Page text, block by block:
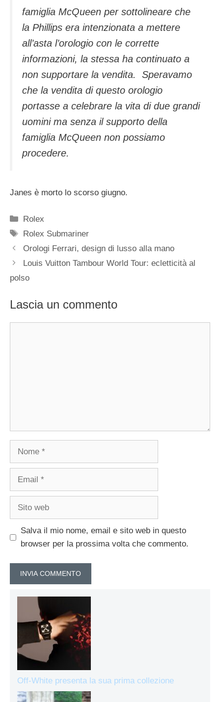
famiglia McQueen per sottolineare che
la Phillips era intenzionata a mettere
all’asta l’orologio con le corrette
informazioni, la stessa ha continuato a
non supportare la vendita. Speravamo
che la vendita di questo orologio
portasse a celebrare la vita di due grandi
uomini ma senza il supporto della
famiglia McQueen non possiamo
procedere.
Janes è morto lo scorso giugno.
Categorie
Rolex
Tag
Rolex Submariner
Navigazione
articolo
Orologi Ferrari, design di lusso alla mano
Louis Vuitton Tambour World Tour: ecletticità al
polso
Lascia un commento
Nome
Email
Sito
Salva il mio nome, email e sito web in questo
browser per la prossima volta che commento.
Off-White presenta la sua prima collezione